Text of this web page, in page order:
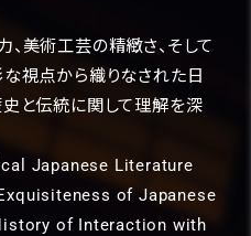
美術工芸の精緻さ、そして
視点から織りなされた日
と伝統に関して理解を深
Japanese Literature
of Japanese
of Interaction with